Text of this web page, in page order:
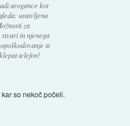
arogance kot
ustavljena
za
in njenega
te
telefon!
so nekoč počeli.